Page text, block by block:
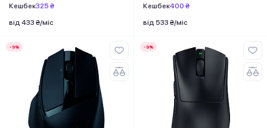
Кешбек325 ₴
від 433 ₴/міс
Кешбек400 ₴
від 533 ₴/міс
-9% -9%